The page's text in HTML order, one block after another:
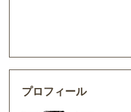
プロフィール